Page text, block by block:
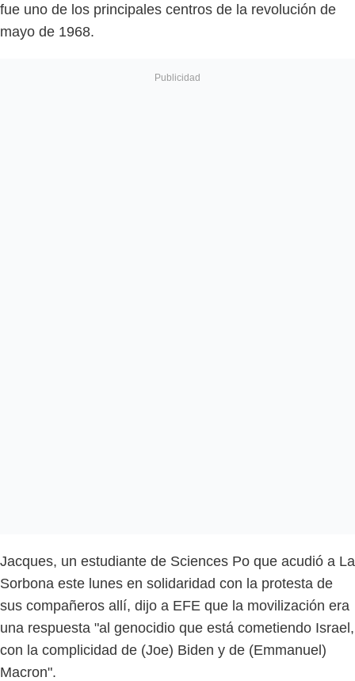
fue uno de los principales centros de la revolución de
mayo de 1968.
Jacques, un estudiante de Sciences Po que acudió a La
Sorbona este lunes en solidaridad con la protesta de
sus compañeros allí, dijo a EFE que la movilización era
una respuesta "al genocidio que está cometiendo Israel,
con la complicidad de (Joe) Biden y de (Emmanuel)
Macron".